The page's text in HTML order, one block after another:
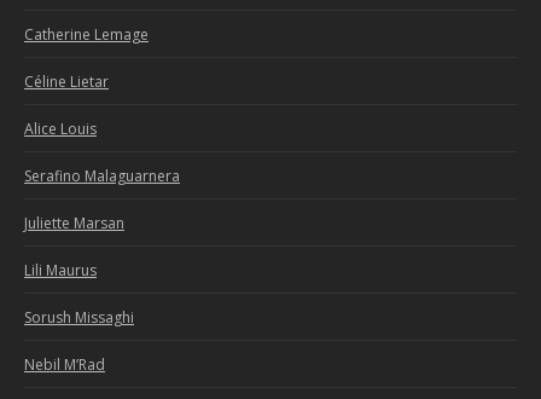
Catherine Lemage
Céline Lietar
Alice Louis
Serafino Malaguarnera
Juliette Marsan
Lili Maurus
Sorush Missaghi
Nebil M’Rad